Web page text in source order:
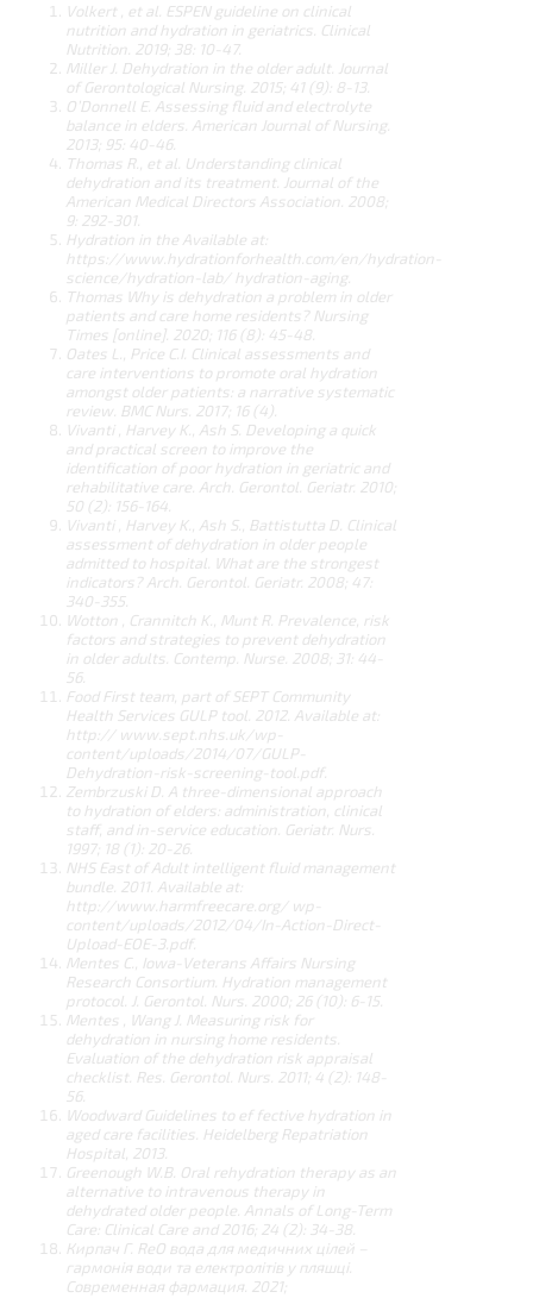
Volkert , et al. ESPEN guideline on clinical
nutrition and hydration in geriatrics. Clinical
Nutrition. 2019; 38: 10-47.
Miller J. Dehydration in the older adult. Journal
of Gerontological Nursing. 2015; 41 (9): 8-13.
O’Donnell E. Assessing fluid and electrolyte
balance in elders. American Journal of Nursing.
2013; 95: 40-46.
Thomas R., et al. Understanding clinical
dehydration and its treatment. Journal of the
American Medical Directors Association. 2008;
9: 292-301.
Hydration in the Available at:
https://
www.hydrationforhealth.com/en/hydration-
science/hydration-lab/
hydration-aging.
Thomas Why is dehydration a problem in older
patients and care home residents? Nursing
Times [online]. 2020; 116 (8): 45-48.
Oates L., Price C.I. Clinical assessments and
care interventions to promote oral hydration
amongst older patients: a narrative systematic
review. BMC Nurs. 2017; 16 (4).
Vivanti , Harvey K., Ash S. Developing a quick
and practical screen to improve the
identification of poor hydration in geriatric and
rehabilitative care. Arch. Gerontol. Geriatr. 2010;
50 (2): 156-164.
Vivanti , Harvey K., Ash S., Battistutta D. Clinical
assessment of dehydration in older people
admitted to hospital. What are the strongest
indicators? Arch. Gerontol. Geriatr. 2008; 47:
340-355.
Wotton , Crannitch K., Munt R. Prevalence, risk
factors and strategies to prevent dehydration
in older adults. Contemp. Nurse. 2008; 31: 44-
56.
Food First team, part of SEPT Community
Health Services GULP tool. 2012. Available at:
http://
www.sept.nhs.uk/wp-
content/uploads/2014/07/GULP-
Dehydration-risk-screening-tool.pdf.
Zembrzuski D. A three-dimensional approach
to hydration of elders: administration, clinical
staff, and in-service education. Geriatr. Nurs.
1997; 18 (1): 20-26.
NHS East of Adult intelligent fluid management
bundle. 2011. Available at:
http://www.harmfreecare.org/
wp-
content/uploads/2012/04/In-Action-Direct-
Upload-EOE-3.pdf.
Mentes C., Iowa-Veterans Affairs Nursing
Research Consortium. Hydration management
protocol. J. Gerontol. Nurs. 2000; 26 (10): 6-15.
Mentes , Wang J. Measuring risk for
dehydration in nursing home residents.
Evaluation of the dehydration risk appraisal
checklist. Res. Gerontol. Nurs. 2011; 4 (2): 148-
56.
Woodward Guidelines to ef fective hydration in
aged care facilities. Heidelberg Repatriation
Hospital, 2013.
Greenough W.B. Oral rehydration therapy as an
alternative to intravenous therapy in
dehydrated older people. Annals of Long-Term
Care: Clinical Care and 2016; 24 (2): 34-38.
Кирпач Г. RеО вода для медичних цілей
гармонія води та електролітів у пляшці.
Современная фармация. 2021;